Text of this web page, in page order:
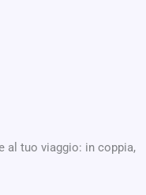
al tuo viaggio: in coppia,